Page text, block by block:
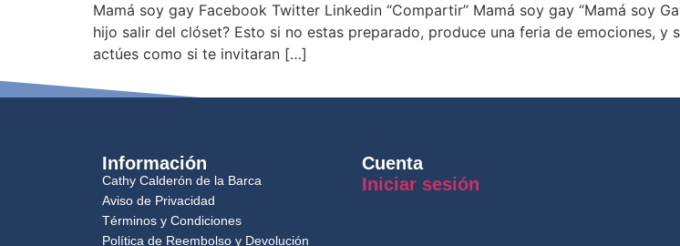
Mamá soy gay Facebook Twitter Linkedin “Compartir” Mamá soy gay “Mamá soy
hijo salir del clóset? Esto si no estas preparado, produce una feria de emociones,
actúes como si te invitaran […]
Información
Cathy Calderón de la Barca
Aviso de Privacidad
Términos y Condiciones
Política de Reembolso y Devolución
Cuenta
Iniciar sesión